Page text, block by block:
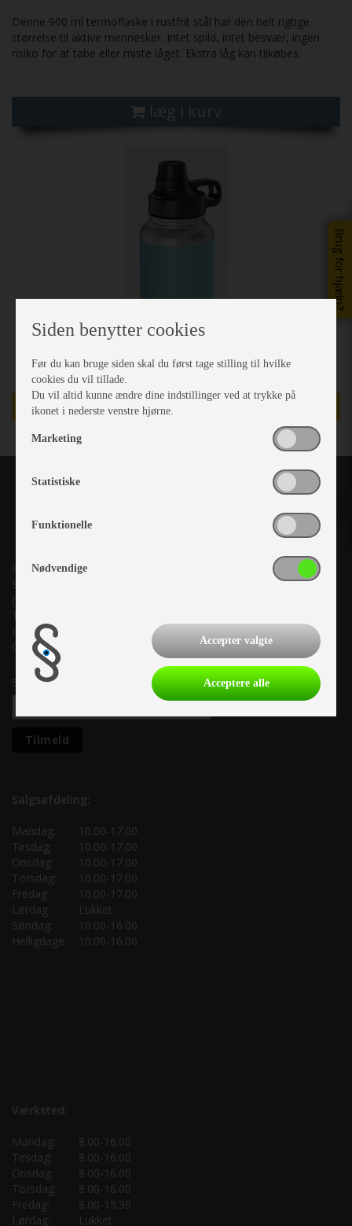
Brug for hjælp?
Denne 900 ml termoflaske i rustfrit stål har den helt rigtige
størrelse til aktive mennesker. Intet spild, intet besvær, ingen
risiko for at tabe eller miste låget. Ekstra låg kan tilkøbes.
læg i kurv
TILBUD
Kronjyllands Camping Center A/S
Suderholmen 10, 8960 Randers SØ
(Lige ud til Grenåvej)
Tlf. +45 87 10 98 70
Info@as-kcc.dk
CVR: 33 38 77 33
Samtykke til nyhedsbrev
Salgsafdeling:
Mandag:
10.00-17.00
Tirsdag:
10.00-17.00
Onsdag:
10.00-17.00
Torsdag:
10.00-17.00
Fredag:
10.00-17.00
Lørdag:
Lukket
Søndag:
10.00-16.00
Helligdage:
10.00-16.00
Værksted:
Mandag:
8.00-16.00
Tirsdag:
8.00-16.00
Onsdag:
8.00-16.00
Torsdag:
8.00-16.00
Fredag:
8.00-15.30
Lørdag:
Lukket
Siden benytter cookies
Før du kan bruge siden skal du først tage stilling til hvilke
cookies du vil tillade.
Du vil altid kunne ændre dine indstillinger ved at trykke på
ikonet i nederste venstre hjørne.
Marketing
Statistiske
Funktionelle
Nødvendige
Accepter valgte
Acceptere alle